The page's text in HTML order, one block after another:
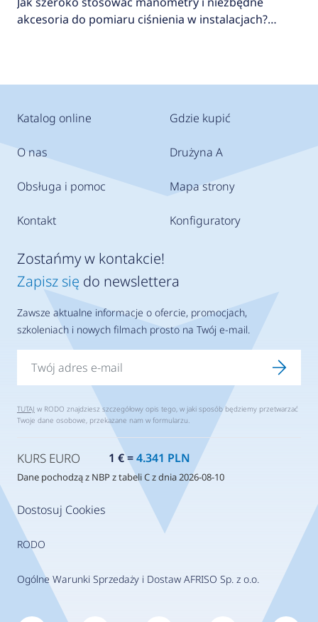
akcesoria do pomiaru ciśnienia w instalacjach?
Katalog online
O nas
Obsługa i pomoc
Kontakt
Gdzie kupić
Drużyna A
Mapa strony
Konfiguratory
Dostosuj Cookies
RODO
Ogólne Warunki Sprzedaży i Dostaw AFRISO Sp. z o.o.
Zostańmy w kontakcie!
Zapisz się do newslettera
Zawsze aktualne informacje o ofercie, promocjach,
szkoleniach i nowych filmach prosto na Twój e-mail.
TUTAJ w RODO znajdziesz szczegółowy opis tego, w jaki sposób będziemy przetwarzać
Twoje dane osobowe, przekazane nam w formularzu.
KURS EURO 1 € =4.341 PLN
Dane pochodzą z NBP z tabeli C z dnia 2026-08-10